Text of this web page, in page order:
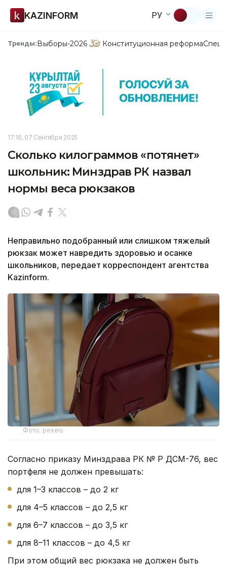
KAZINFORM РУ
Тренды:Выборы-2026 Конституционная реформа
17:18, 07 Сентября 2025
Сколько килограммов «потянет»
школьник: Минздрав РК назвал
нормы веса рюкзаков
Неправильно подобранный или слишком тяжелый
рюкзак может навредить здоровью и осанке
школьников, передает корреспондент агентства
Kazinform.
Фото: pexels
Согласно приказу Минздрава РК № ҚР ДСМ-76, вес
портфеля не должен превышать:
для 1–3 классов – до 2 кг
для 4–5 классов – до 2,5 кг
для 6–7 классов – до 3,5 кг
для 8–11 классов – до 4,5 кг
При этом общий вес рюкзака не должен быть